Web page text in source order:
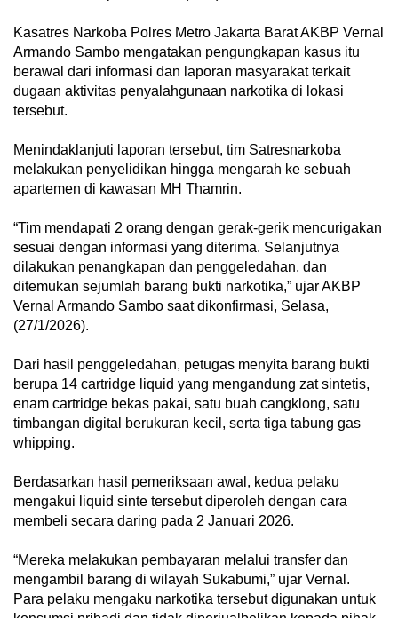
Kasatres Narkoba Polres Metro Jakarta Barat AKBP Vernal
Armando Sambo mengatakan pengungkapan kasus itu
berawal dari informasi dan laporan masyarakat terkait
dugaan aktivitas penyalahgunaan narkotika di lokasi
tersebut.
Menindaklanjuti laporan tersebut, tim Satresnarkoba
melakukan penyelidikan hingga mengarah ke sebuah
apartemen di kawasan MH Thamrin.
“Tim mendapati 2 orang dengan gerak-gerik mencurigakan
sesuai dengan informasi yang diterima. Selanjutnya
dilakukan penangkapan dan penggeledahan, dan
ditemukan sejumlah barang bukti narkotika,” ujar AKBP
Vernal Armando Sambo saat dikonfirmasi, Selasa,
(27/1/2026).
Dari hasil penggeledahan, petugas menyita barang bukti
berupa 14 cartridge liquid yang mengandung zat sintetis,
enam cartridge bekas pakai, satu buah cangklong, satu
timbangan digital berukuran kecil, serta tiga tabung gas
whipping.
Berdasarkan hasil pemeriksaan awal, kedua pelaku
mengakui liquid sinte tersebut diperoleh dengan cara
membeli secara daring pada 2 Januari 2026.
“Mereka melakukan pembayaran melalui transfer dan
mengambil barang di wilayah Sukabumi,” ujar Vernal.
Para pelaku mengaku narkotika tersebut digunakan untuk